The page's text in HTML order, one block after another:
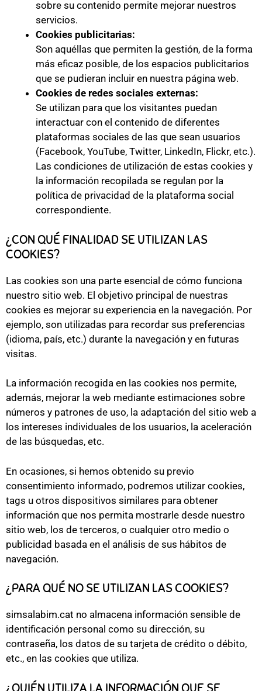
sobre su contenido permite mejorar nuestros
servicios.
Cookies publicitarias:
Son aquéllas que permiten la gestión, de la forma
más eficaz posible, de los espacios publicitarios
que se pudieran incluir en nuestra página web.
Cookies de redes sociales externas:
Se utilizan para que los visitantes puedan
interactuar con el contenido de diferentes
plataformas sociales de las que sean usuarios
(Facebook, YouTube, Twitter, LinkedIn, Flickr, etc.).
Las condiciones de utilización de estas cookies y
la información recopilada se regulan por la
política de privacidad de la plataforma social
correspondiente.
¿CON QUÉ FINALIDAD SE UTILIZAN LAS
COOKIES?
Las cookies son una parte esencial de cómo funciona
nuestro sitio web. El objetivo principal de nuestras
cookies es mejorar su experiencia en la navegación. Por
ejemplo, son utilizadas para recordar sus preferencias
(idioma, país, etc.) durante la navegación y en futuras
visitas.
La información recogida en las cookies nos permite,
además, mejorar la web mediante estimaciones sobre
números y patrones de uso, la adaptación del sitio web a
los intereses individuales de los usuarios, la aceleración
de las búsquedas, etc.
En ocasiones, si hemos obtenido su previo
consentimiento informado, podremos utilizar cookies,
tags u otros dispositivos similares para obtener
información que nos permita mostrarle desde nuestro
sitio web, los de terceros, o cualquier otro medio o
publicidad basada en el análisis de sus hábitos de
navegación.
¿PARA QUÉ NO SE UTILIZAN LAS COOKIES?
simsalabim.cat no almacena información sensible de
identificación personal como su dirección, su
contraseña, los datos de su tarjeta de crédito o débito,
etc., en las cookies que utiliza.